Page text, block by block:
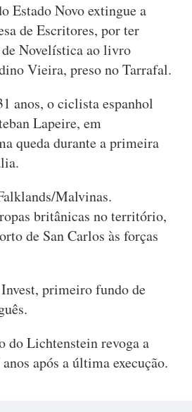
Estado Novo extingue a
de Escritores, por ter
Novelística ao livro
Vieira, preso no Tarrafal.
anos, o ciclista espanhol
Lapeire, em
queda durante a primeira
Malvinas.
britânicas no território,
de San Carlos às forças
primeiro fundo de
do Lichtenstein revoga a
após a última execução.